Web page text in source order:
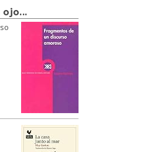
ojo...